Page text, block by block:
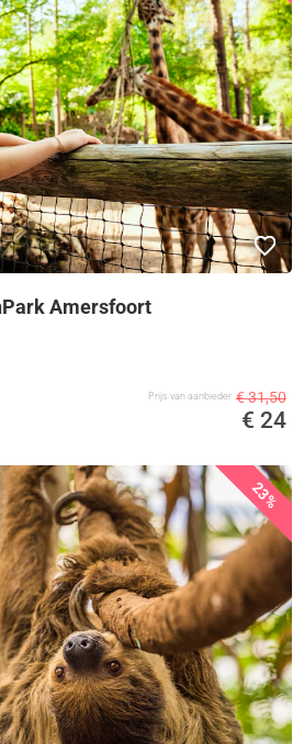
Amersfoort
Prijs van aanbieder € 31,50
€ 24
23%